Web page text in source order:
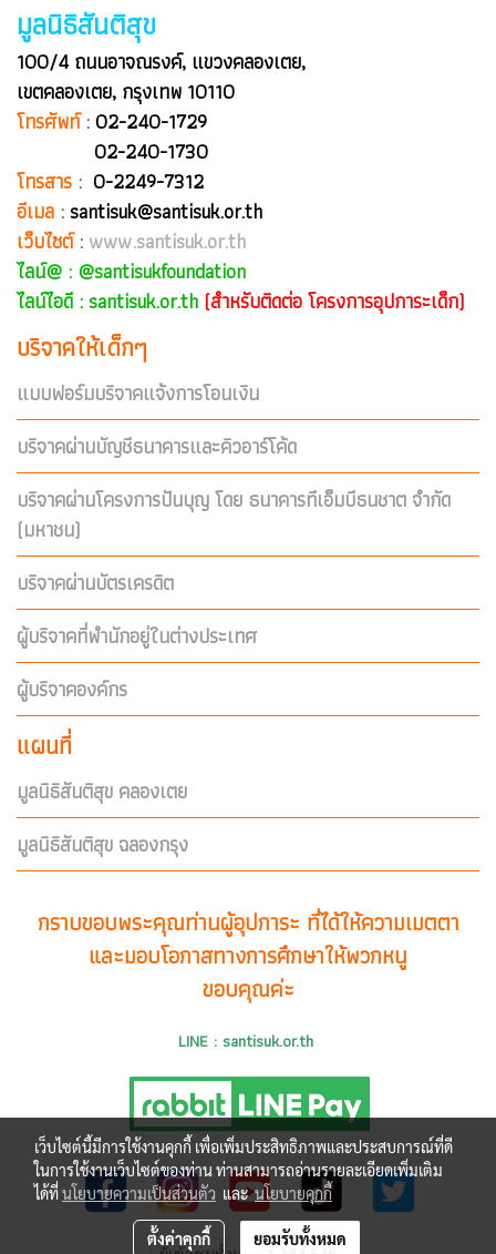
มูลนิธิสันติสุข
100/4 ถนนอาจณรงค์, แขวงคลองเตย,
เขตคลองเตย, กรุงเทพ 10110
โทรศัพท์:02-240-1729
02-240-1730
โทรสาร : 0-2249-7312
อีเมล : santisuk@santisuk.or.th
เว็บไซต์: www.santisuk.or.th
ไลน์@ : @santisukfoundation
ไลน์ไอดี : santisuk.or.th (สำหรับติดต่อ โครงการอุปการะเด็ก)
บริจาคให้เด็กๆ
แบบฟอร์มบริจาคแจ้งการโอนเงิน
บริจาคผ่านบัญชีธนาคารและคิวอาร์โค้ด
บริจาคผ่านโครงการปันบุญ โดย ธนาคารทีเอ็มบีธนชาต จำกัด
(มหาชน)
บริจาคผ่านบัตรเครดิต
ผู้บริจาคที่พำนักอยู่ในต่างประเทศ
ผู้บริจาคองค์กร
แผนที่
มูลนิธิสันติสุข คลองเตย
มูลนิธิสันติสุข ฉลองกรุง
กราบขอบพระคุณท่านผู้อุปการะ ที่ได้ให้ความเมตตา
และมอบโอกาสทางการศึกษาให้พวกหนู
ขอบคุณค่ะ
LINE : santisuk.or.th
เว็บไซต์นี้มีการใช้งานคุกกี้ เพื่อเพิ่มประสิทธิภาพและประสบการณ์ที่ดี
ในการใช้งานเว็บไซต์ของท่าน ท่านสามารถอ่านรายละเอียดเพิ่มเติม
ได้ที่นโยบายความเป็นส่วนตัว และนโยบายคุกกี้
ตั้งค่าคุกกี้ ยอมรับทั้งหมด